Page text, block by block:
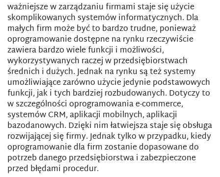
ważniejsze w zarządzaniu firmami staje się użycie
skomplikowanych systemów informatycznych. Dla
małych firm może być to bardzo trudne, ponieważ
oprogramowanie dostępne na rynku rzeczywiście
zawiera bardzo wiele funkcji i możliwości,
wykorzystywanych raczej w przedsiębiorstwach
średnich i dużych. Jednak na rynku są też systemy
umożliwiające zarówno użycie jedynie podstawowych
funkcji, jak i tych bardziej rozbudowanych. Dotyczy to
w szczególności oprogramowania e-commerce,
systemów CRM, aplikacji mobilnych, aplikacji
bazodanowych. Dzięki nim łatwiejsza staje się obsługa
rozwijającej się firmy. Jednak tylko w przypadku, kiedy
oprogramowanie dla firm zostanie dopasowane do
potrzeb danego przedsiębiorstwa i zabezpieczone
przed błędami procedur.